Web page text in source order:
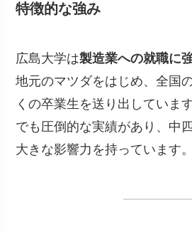
特徴的な強み
広島大学は製造業への就職に
地元のマツダをはじめ、全国
くの卒業生を送り出していま
でも圧倒的な実績があり、中
大きな影響力を持っています。